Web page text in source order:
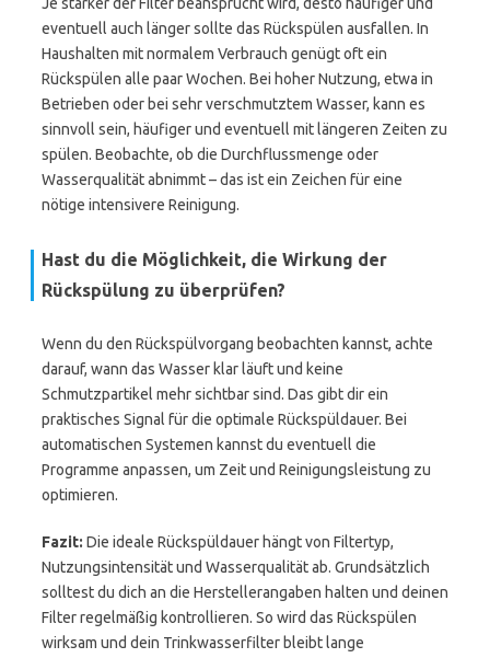
eventuell auch länger sollte das Rückspülen ausfallen. In
Haushalten mit normalem Verbrauch genügt oft ein
Rückspülen alle paar Wochen. Bei hoher Nutzung, etwa in
Betrieben oder bei sehr verschmutztem Wasser, kann es
sinnvoll sein, häufiger und eventuell mit längeren Zeiten zu
spülen. Beobachte, ob die Durchflussmenge oder
Wasserqualität abnimmt – das ist ein Zeichen für eine
nötige intensivere Reinigung.
Hast du die Möglichkeit, die Wirkung der
Rückspülung zu überprüfen?
Wenn du den Rückspülvorgang beobachten kannst, achte
darauf, wann das Wasser klar läuft und keine
Schmutzpartikel mehr sichtbar sind. Das gibt dir ein
praktisches Signal für die optimale Rückspüldauer. Bei
automatischen Systemen kannst du eventuell die
Programme anpassen, um Zeit und Reinigungsleistung zu
optimieren.
Fazit: Die ideale Rückspüldauer hängt von Filtertyp,
Nutzungsintensität und Wasserqualität ab. Grundsätzlich
solltest du dich an die Herstellerangaben halten und deinen
Filter regelmäßig kontrollieren. So wird das Rückspülen
wirksam und dein Trinkwasserfilter bleibt lange